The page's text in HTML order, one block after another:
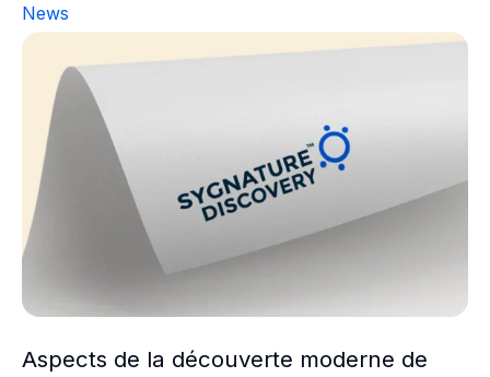
News
Aspects de la découverte moderne de médicaments :
Aspects de la découverte moderne de